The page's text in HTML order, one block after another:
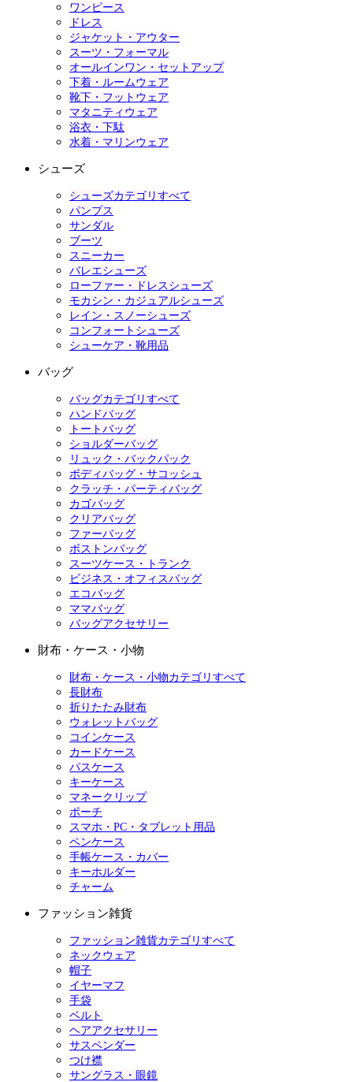
ワンピース
ドレス
ジャケット・アウター
スーツ・フォーマル
オールインワン・セットアップ
下着・ルームウェア
靴下・フットウェア
マタニティウェア
浴衣・下駄
水着・マリンウェア
シューズ
シューズカテゴリすべて
パンプス
サンダル
ブーツ
スニーカー
バレエシューズ
ローファー・ドレスシューズ
モカシン・カジュアルシューズ
レイン・スノーシューズ
コンフォートシューズ
シューケア・靴用品
バッグ
バッグカテゴリすべて
ハンドバッグ
トートバッグ
ショルダーバッグ
リュック・バックパック
ボディバッグ・サコッシュ
クラッチ・パーティバッグ
カゴバッグ
クリアバッグ
ファーバッグ
ボストンバッグ
スーツケース・トランク
ビジネス・オフィスバッグ
エコバッグ
ママバッグ
バッグアクセサリー
財布・ケース・小物
財布・ケース・小物カテゴリすべて
長財布
折りたたみ財布
ウォレットバッグ
コインケース
カードケース
パスケース
キーケース
マネークリップ
ポーチ
スマホ・PC・タブレット用品
ペンケース
手帳ケース・カバー
キーホルダー
チャーム
ファッション雑貨
ファッション雑貨カテゴリすべて
ネックウェア
帽子
イヤーマフ
手袋
ベルト
ヘアアクセサリー
サスペンダー
つけ襟
サングラス・眼鏡